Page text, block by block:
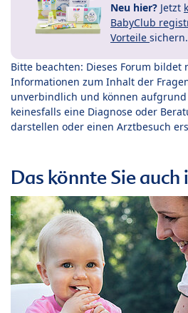
Neu hier? Jetzt
BabyClub
Vorteile sichern.
Bitte beachten: Dieses Forum bildet
Informationen zum Inhalt der
unverbindlich und können
keinesfalls eine Diagnose oder
darstellen oder einen Arztbesuch
Das könnte Sie